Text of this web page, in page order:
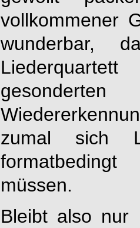
vollkommener
wunderbar,
zumal sich
müssen.
Bleibt also nur